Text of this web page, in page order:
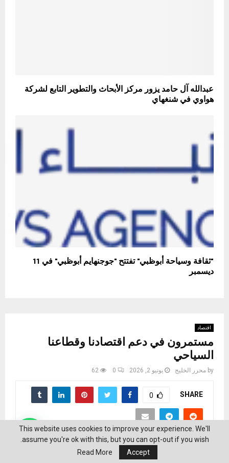
عبدالله آل حامد يزور مركز الأبحاث والتطوير التابع لشركة
هواوي في شنغهاي
"ثقافة وسياحة أبوظبي" تفتتح "جوجنهايم أبوظبي" في 11
ديسمبر
اقتصاد
مستمرون في دعم اقتصادنا وقطاعنا
السياحي
by محرر الخليج يونيو 2, 2026 0
62
SHARE
0
This website uses cookies to improve your experience. We'll
assume you're ok with this, but you can opt-out if you wish.
Accept
Read More